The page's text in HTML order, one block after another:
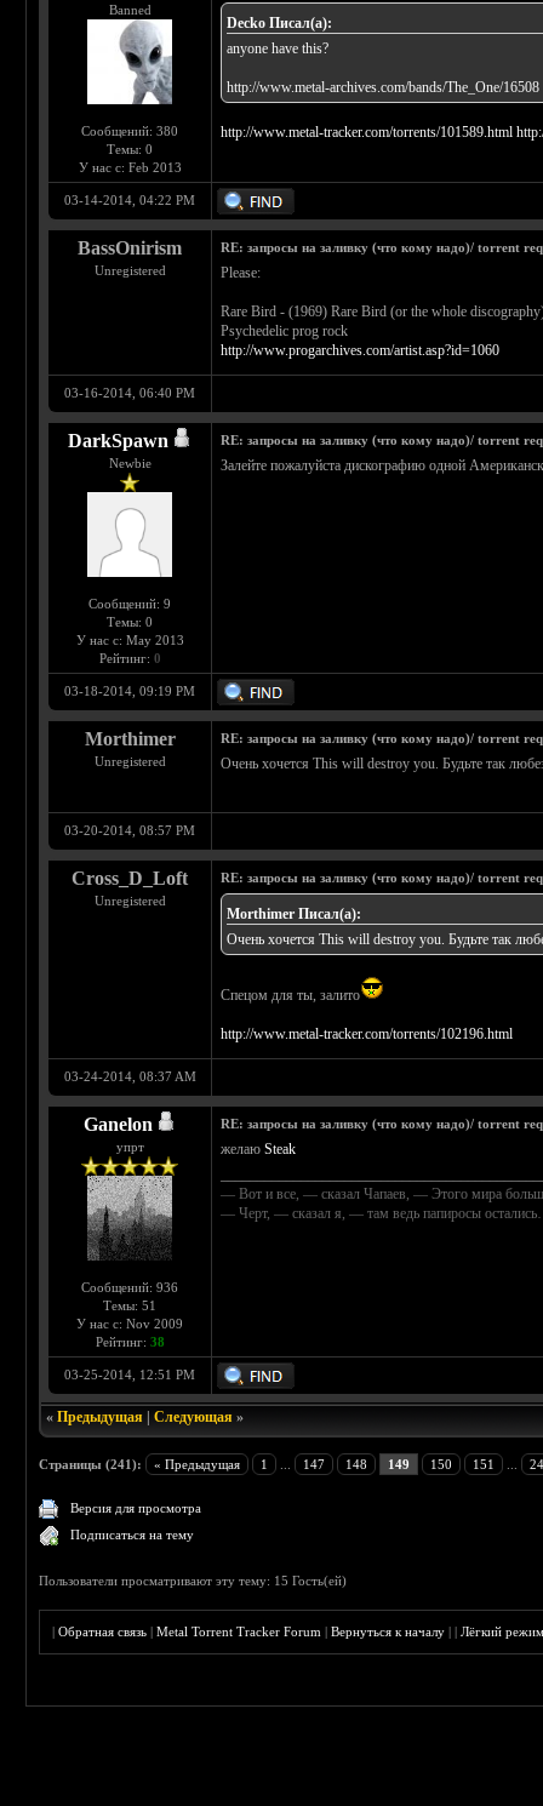
Banned
Сообщений: 380
Темы: 0
У нас с: Feb 2013
Decko Писал(а):
anyone have this?
http://www.metal-archives.com/bands/The_One/16508
http://www.metal-tracker.com/torrents/101589.html
03-14-2014, 04:22 PM
BassOnirism
Unregistered
RE: запросы на заливку (что кому надо)/ torrent
Please:
Rare Bird - (1969) Rare Bird (or the whole
Psychedelic prog rock
http://www.progarchives.com/artist.asp?id=1060
03-16-2014, 06:40 PM
DarkSpawn
Newbie
Сообщений: 9
Темы: 0
У нас с: May 2013
Рейтинг: 0
RE: запросы на заливку (что кому надо)/ torrent
Залейте пожалуйста дискографию одной
03-18-2014, 09:19 PM
Morthimer
Unregistered
RE: запросы на заливку (что кому надо)/ torrent
Очень хочется This will destroy you. Будьте так
03-20-2014, 08:57 PM
Cross_D_Loft
Unregistered
RE: запросы на заливку (что кому надо)/ torrent
Morthimer Писал(а):
Очень хочется This will destroy you. Будьте так
Спецом для ты, залито
http://www.metal-tracker.com/torrents/102196.html
03-24-2014, 08:37 AM
Ganelon
упрт
Сообщений: 936
Темы: 51
У нас с: Nov 2009
Рейтинг: 38
RE: запросы на заливку (что кому надо)/ torrent
желаюSteak
— Вот и все, — сказал Чапаев, — Этого мира
— Черт, — сказал я, — там ведь папиросы
03-25-2014, 12:51 PM
«Предыдущая |Следующая »
Страницы (241): « Предыдущая 1 147 148 149 150 151
Версия для просмотра
Подписаться на тему
Пользователи просматривают эту тему: 15 Гость(ей)
|Обратная связь |Metal Torrent Tracker Forum |Вернуться к началу ||Лёгкий